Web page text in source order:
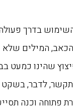
בדרך
המילים שלא
שהינו כמעט
לדבר,
פתוחה וכנה